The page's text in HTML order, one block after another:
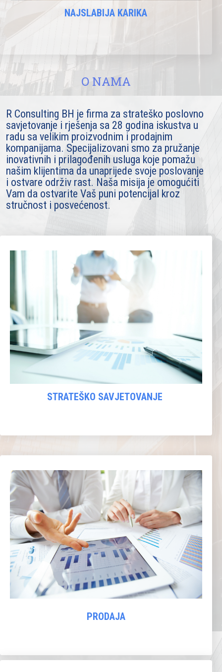
NAJSLABIJA KARIKA
O NAMA
​​​​​R Consulting BH je firma za strateško poslovno
savjetovanje i rješenja sa 28 godina iskustva u
radu sa velikim proizvodnim i prodajnim
kompanijama. Specijalizovani smo za pružanje
inovativnih i prilagođenih usluga koje pomažu
našim klijentima da unaprijede svoje poslovanje
i ostvare održiv rast. Naša misija je omogućiti
Vam da ostvarite Vaš puni potencijal kroz
stručnost i posvećenost.
STRATEŠKO SAVJETOVANJE
PRODAJA